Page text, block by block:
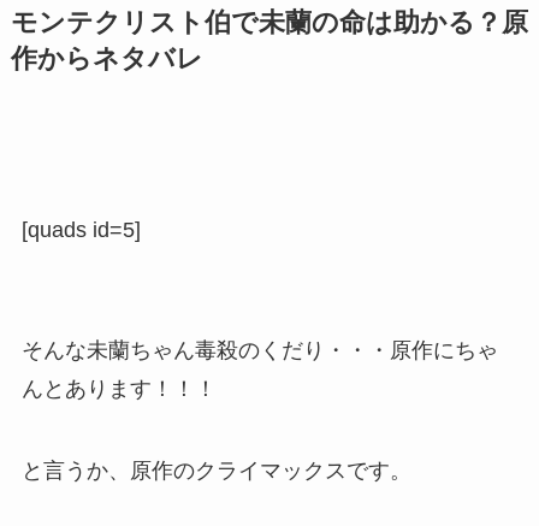
モンテクリスト伯で未蘭の命は助かる？原
作からネタバレ
[quads id=5]
そんな未蘭ちゃん毒殺のくだり・・・原作にちゃ
んとあります！！！
と言うか、原作のクライマックスです。